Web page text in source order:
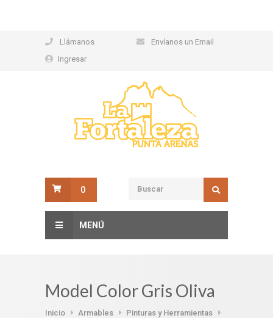
Llámanos
Envíanos un Email
Ingresar
0
MENÚ
Model Color Gris Oliva
Inicio Armables
Pinturas y Herramientas